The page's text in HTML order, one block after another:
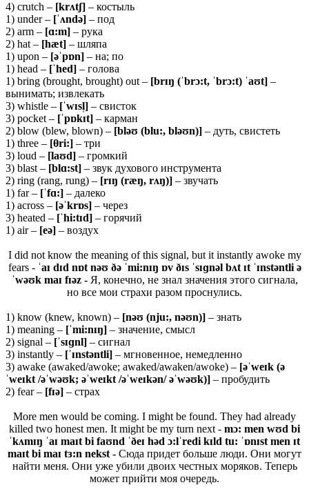
4) crutch – [krʌtʃ] – костыль
1) under – [ˈʌndə] – под
2) arm – [ɑ:m] – рука
2) hat – [hæt] – шляпа
1) upon – [əˈpɒn] – на; по
1) head – [ˈhed] – голова
1) bring (brought, brought) out – [brɪŋ (ˈbrɔ:t, ˈbrɔ:t) ˈaʊt] –
вынимать; извлекать
3) whistle – [ˈwɪsl̩] – свисток
3) pocket – [ˈpɒkɪt] – карман
2) blow (blew, blown) – [bləʊ (blu:, bləʊn)] – дуть, свистеть
1) three – [θri:] – три
3) loud – [laʊd] – громкий
3) blast – [blɑ:st] – звук духового инструмента
2) ring (rang, rung) – [rɪŋ (ræŋ, rʌŋ)] – звучать
1) far – [ˈfɑ:] – далеко
1) across – [əˈkrɒs] – через
3) heated – [ˈhi:tɪd] – горячий
1) air – [eə] – воздух
I did not know the meaning of this signal, but it instantly awoke my
fears - ˈaɪ dɪd nɒt nəʊ ðə ˈmi:nɪŋ ɒv ðɪs ˈsɪɡnəl bʌt ɪt ˈɪnstəntli ə
ˈwəʊk maɪ fɪəz - Я, конечно, не знал значения этого сигнала,
но все мои страхи разом проснулись.
1) know (knew, known) – [nəʊ (nju:, nəʊn)] – знать
1) meaning – [ˈmi:nɪŋ] – значение, смысл
2) signal – [ˈsɪɡnl] – сигнал
3) instantly – [ˈɪnstəntli] – мгновенное, немедленно
3) awake (awaked/awoke; awaked/awaken/awoke) – [əˈweɪk (ə
ˈweɪkt /əˈwəʊk; əˈweɪkt /əˈweɪkən/ əˈwəʊk)] – пробудить
2) fear – [fɪə] – страх
More men would be coming. I might be found. They had already
killed two honest men. It might be my turn next - mɔ: men wʊd bi
ˈkʌmɪŋ ˈaɪ maɪt bi faʊnd ˈðeɪ həd ɔ:lˈredi kɪld tu: ˈɒnɪst men ɪt
maɪt bi maɪ tɜ:n nekst - Сюда придет больше люди. Они могут
найти меня. Они уже убили двоих честных моряков. Теперь
может прийти моя очередь.